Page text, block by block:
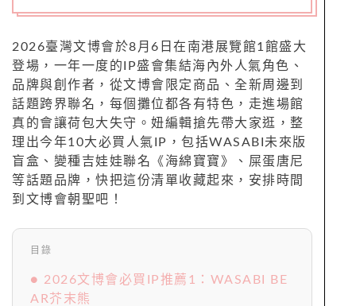
2026臺灣文博會於8月6日在南港展覽館1館盛大
登場，一年一度的IP盛會集結海內外人氣角色、
品牌與創作者，從文博會限定商品、全新周邊到
話題跨界聯名，每個攤位都各有特色，走進場館
真的會讓荷包大失守。妞編輯搶先帶大家逛，整
理出今年10大必買人氣IP，包括WASABI未來版
盲盒、變種吉娃娃聯名《海綿寶寶》、屎蛋唐尼
等話題品牌，快把這份清單收藏起來，安排時間
到文博會朝聖吧！
目錄
● 2026文博會必買IP推薦1：WASABI BE
AR芥末熊